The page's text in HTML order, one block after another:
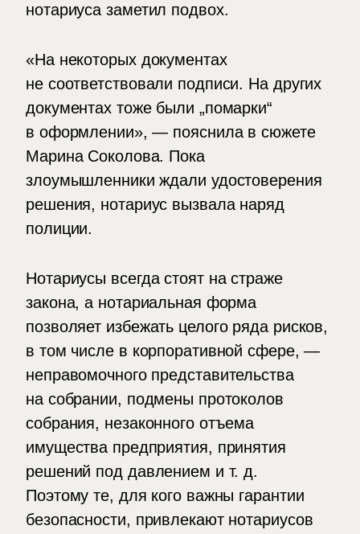
нотариуса заметил подвох.
«На некоторых документах
не соответствовали подписи. На других
документах тоже были „помарки“
в оформлении», — пояснила в сюжете
Марина Соколова. Пока
злоумышленники ждали удостоверения
решения, нотариус вызвала наряд
полиции.
Нотариусы всегда стоят на страже
закона, а нотариальная форма
позволяет избежать целого ряда рисков,
в том числе в корпоративной сфере, —
неправомочного представительства
на собрании, подмены протоколов
собрания, незаконного отъема
имущества предприятия, принятия
решений под давлением и т. д.
Поэтому те, для кого важны гарантии
безопасности, привлекают нотариусов